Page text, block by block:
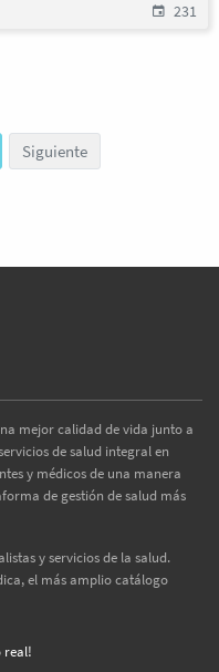
231
Siguiente
mejor calidad de vida junto a
de salud integral en
y médicos de una manera
de gestión de salud más
y servicios de la salud.
el más amplio catálogo
real!